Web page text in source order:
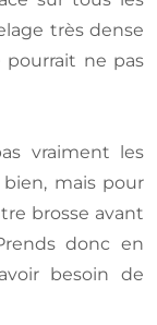
très dense
pourrait ne pas
vraiment les
mais pour
brosse avant
donc en
besoin de